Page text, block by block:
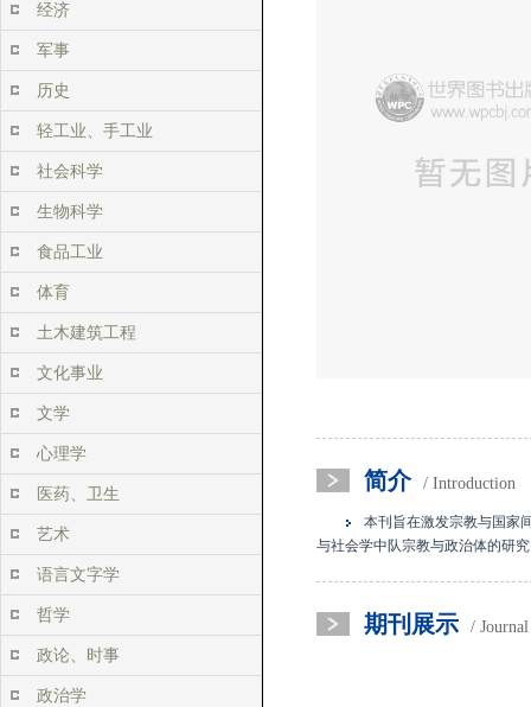
经济
军事
历史
轻工业、手工业
社会科学
生物科学
食品工业
体育
土木建筑工程
文化事业
文学
心理学
医药、卫生
艺术
语言文字学
哲学
政论、时事
政治学
简介 / Introduction
本刊旨在激发宗教与国家
与社会学中队宗教与政治体的研
期刊展示 /